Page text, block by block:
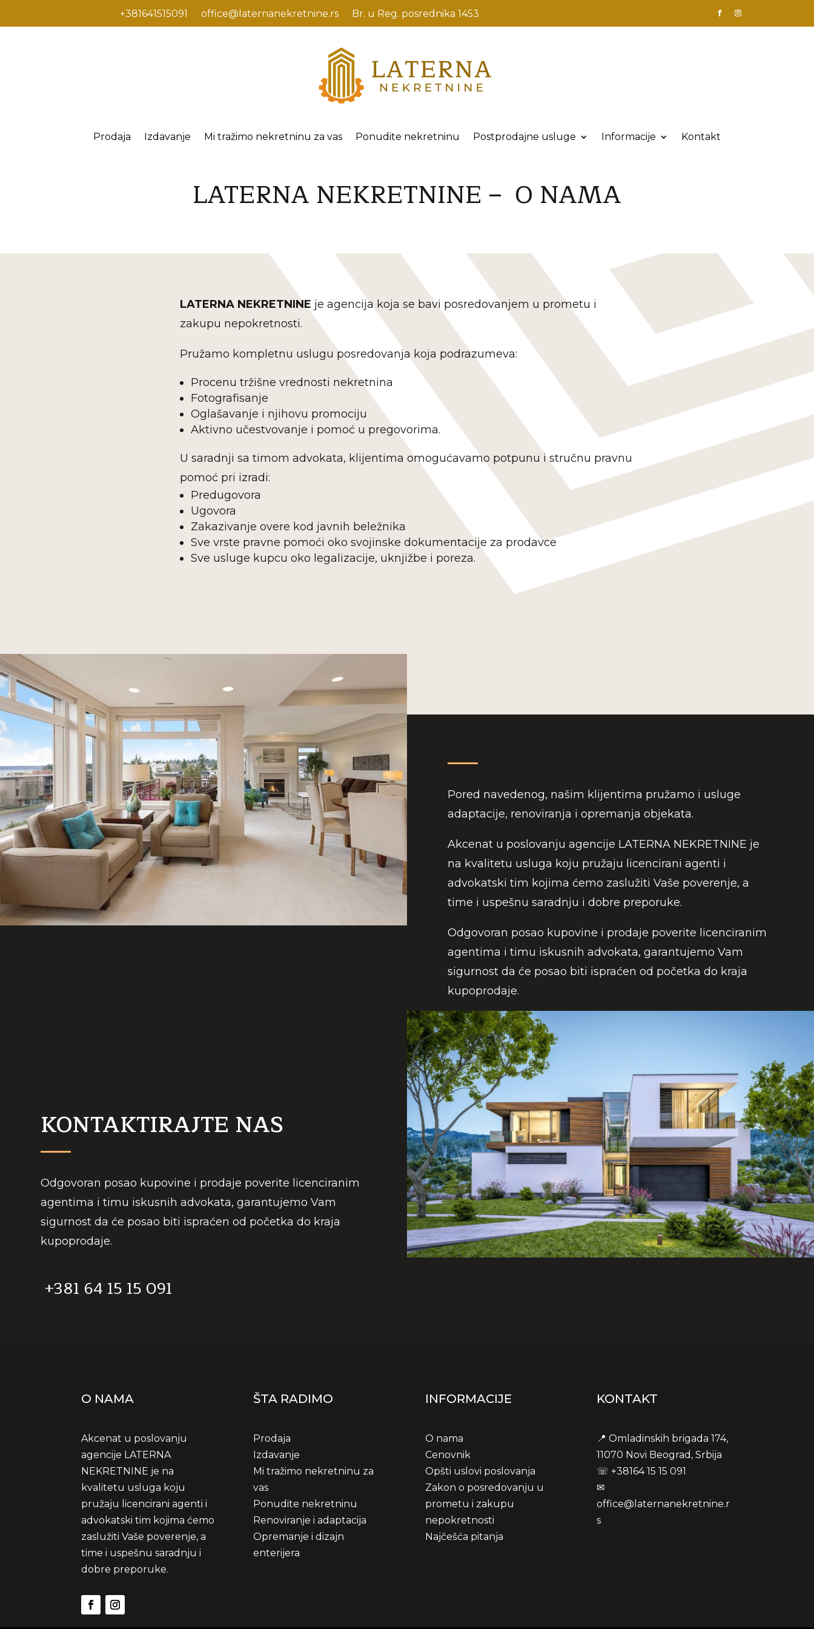
+381641515091 office@laternanekretnine.rs Br. u Reg. posrednika 1453
Prodaja Izdavanje Mi tražimo nekretninu za vas Ponudite nekretninu Postprodajne usluge Informacije Kontakt
LATERNA NEKRETNINE – O NAMA
LATERNA NEKRETNINE je agencija koja se bavi posredovanjem u prometu i
zakupu nepokretnosti.
Pružamo kompletnu uslugu posredovanja koja podrazumeva:
Procenu tržišne vrednosti nekretnina
Fotografisanje
Oglašavanje i njihovu promociju
Aktivno učestvovanje i pomoć u pregovorima.
U saradnji sa timom advokata, klijentima omogućavamo potpunu i stručnu pravnu
pomoć pri izradi:
Predugovora
Ugovora
Zakazivanje overe kod javnih beležnika
Sve vrste pravne pomoći oko svojinske dokumentacije za prodavce
Sve usluge kupcu oko legalizacije, uknjižbe i poreza.
Pored navedenog, našim klijentima pružamo i usluge
adaptacije, renoviranja i opremanja objekata.
Akcenat u poslovanju agencije LATERNA NEKRETNINE je
na kvalitetu usluga koju pružaju licencirani agenti i
advokatski tim kojima ćemo zaslužiti Vaše poverenje, a
time i uspešnu saradnju i dobre preporuke.
Odgovoran posao kupovine i prodaje poverite licenciranim
agentima i timu iskusnih advokata, garantujemo Vam
sigurnost da će posao biti ispraćen od početka do kraja
kupoprodaje.
KONTAKTIRAJTE NAS
Odgovoran posao kupovine i prodaje poverite licenciranim
agentima i timu iskusnih advokata, garantujemo Vam
sigurnost da će posao biti ispraćen od početka do kraja
kupoprodaje.
+381 64 15 15 091
O NAMA
Akcenat u poslovanju
agencije LATERNA
NEKRETNINE je na
kvalitetu usluga koju
pružaju licencirani agenti i
advokatski tim kojima ćemo
zaslužiti Vaše poverenje, a
time i uspešnu saradnju i
dobre preporuke.
ŠTA RADIMO
Prodaja
Izdavanje
Mi tražimo nekretninu za
vas
Ponudite nekretninu
Renoviranje i adaptacija
Opremanje i dizajn
enterijera
INFORMACIJE
O nama
Cenovnik
Opšti uslovi poslovanja
Zakon o posredovanju u
prometu i zakupu
nepokretnosti
Najčešća pitanja
KONTAKT
📍 Omladinskih brigada 174,
11070 Novi Beograd, Srbija
☏ +38164 15 15 091
✉
office@laternanekretnine.r
s